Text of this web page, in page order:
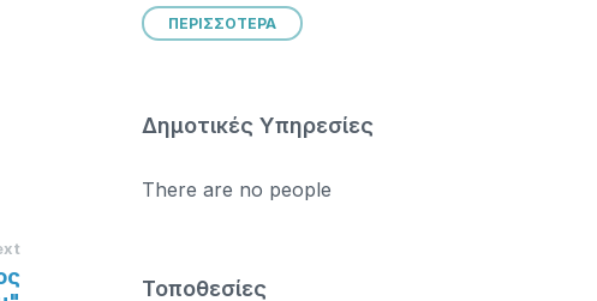
ΠΕΡΙΣΣΟΤΕΡΑ
Δημοτικές Υπηρεσίες
There are no people
Τοποθεσίες